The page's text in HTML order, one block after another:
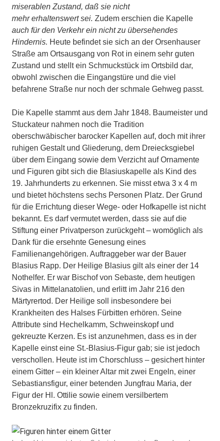
miserablen Zustand, daß sie nicht
mehr erhaltenswert sei. Zudem erschien die Kapelle
auch für den Verkehr ein nicht zu übersehendes
Hindernis. Heute befindet sie sich an der Orsenhauser
Straße am Ortsausgang von Rot in einem sehr guten
Zustand und stellt ein Schmuckstück im Ortsbild dar,
obwohl zwischen die Eingangstüre und die viel
befahrene Straße nur noch der schmale Gehweg passt.
Die Kapelle stammt aus dem Jahr 1848. Baumeister und
Stuckateur nahmen noch die Tradition
oberschwäbischer barocker Kapellen auf, doch mit ihrer
ruhigen Gestalt und Gliederung, dem Dreiecksgiebel
über dem Eingang sowie dem Verzicht auf Ornamente
und Figuren gibt sich die Blasiuskapelle als Kind des
19. Jahrhunderts zu erkennen. Sie misst etwa 3 x 4 m
und bietet höchstens sechs Personen Platz. Der Grund
für die Errichtung dieser Wege- oder Hofkapelle ist nicht
bekannt. Es darf vermutet werden, dass sie auf die
Stiftung einer Privatperson zurückgeht – womöglich als
Dank für die ersehnte Genesung eines
Familienangehörigen. Auftraggeber war der Bauer
Blasius Rapp. Der Heilige Blasius gilt als einer der 14
Nothelfer. Er war Bischof von Sebaste, dem heutigen
Sivas in Mittelanatolien, und erlitt im Jahr 216 den
Märtyrertod. Der Heilige soll insbesondere bei
Krankheiten des Halses Fürbitten erhören. Seine
Attribute sind Hechelkamm, Schweinskopf und
gekreuzte Kerzen. Es ist anzunehmen, dass es in der
Kapelle einst eine St.-Blasius-Figur gab; sie ist jedoch
verschollen. Heute ist im Chorschluss – gesichert hinter
einem Gitter – ein kleiner Altar mit zwei Engeln, einer
Sebastiansfigur, einer betenden Jungfrau Maria, der
Figur der Hl. Ottilie sowie einem versilbertem
Bronzekruzifix zu finden.